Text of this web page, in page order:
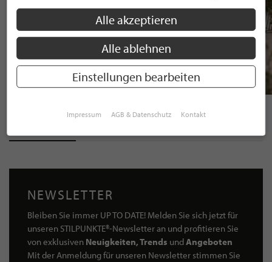
23980.00€
NEWSLETTER
Bleiben Sie immer UP TO DATE! Melden Sie sich jetzt für
unseren STILPUNKTE®-Newsletter an und profitieren Sie
von exklusiven Neuigkeiten, Trends undAngeboten
Mit der Anmeldung für unseren Newsletter stimmen Sie
Alle akzeptieren
Alle ablehnen
Einstellungen bearbeiten
Impressum AGB & Datenschutz Kontakt